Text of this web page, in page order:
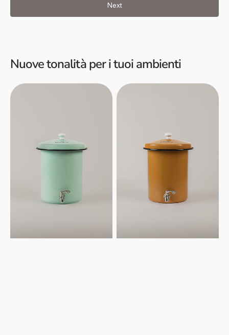
Next
Nuove tonalità per i tuoi ambienti
Filtro
acqua
Filtro
acqua